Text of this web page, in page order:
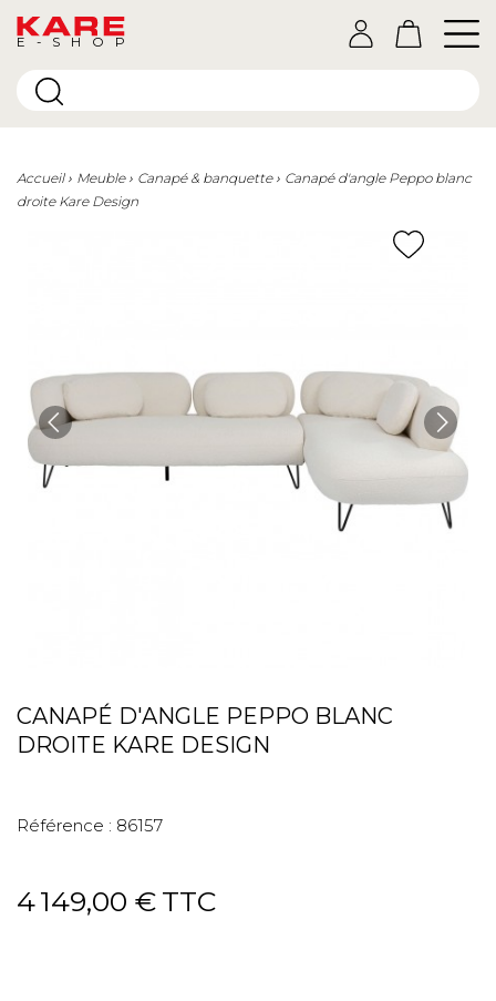
E-SHOP
Accueil Meuble Canapé & banquette
Canapé d'angle Peppo blanc
droite Kare Design
CANAPÉ D'ANGLE PEPPO BLANC
DROITE KARE DESIGN
Référence : 86157
4 149,00 € TTC